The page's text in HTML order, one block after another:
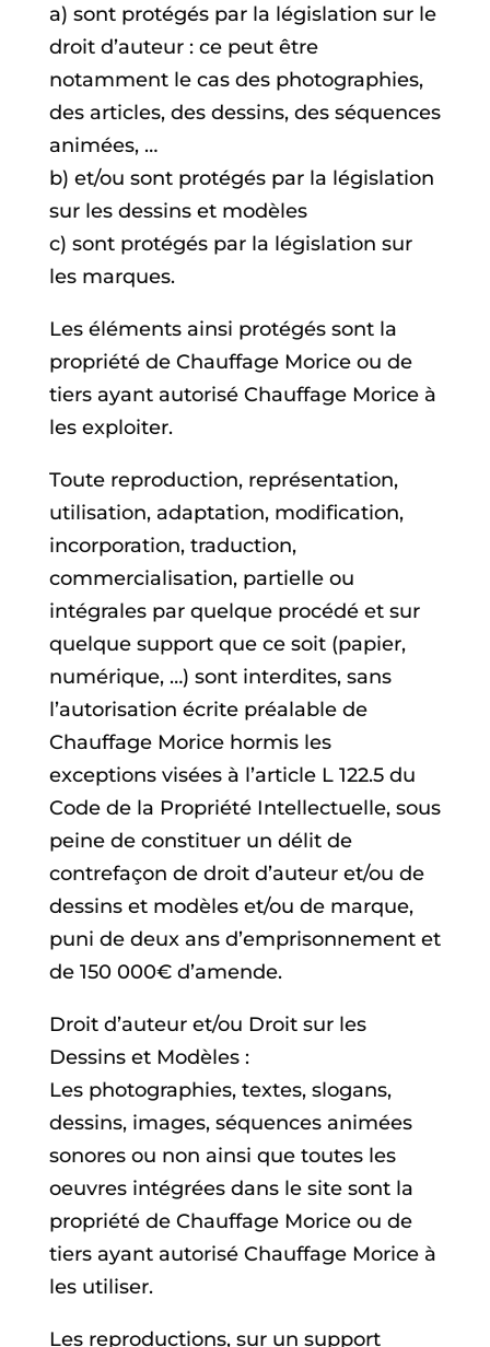
a) sont protégés par la législation sur le
droit d’auteur : ce peut être
notamment le cas des photographies,
des articles, des dessins, des séquences
animées, …
b) et/ou sont protégés par la législation
sur les dessins et modèles
c) sont protégés par la législation sur
les marques.
Les éléments ainsi protégés sont la
propriété de Chauffage Morice ou de
tiers ayant autorisé Chauffage Morice à
les exploiter.
Toute reproduction, représentation,
utilisation, adaptation, modification,
incorporation, traduction,
commercialisation, partielle ou
intégrales par quelque procédé et sur
quelque support que ce soit (papier,
numérique, …) sont interdites, sans
l’autorisation écrite préalable de
Chauffage Morice hormis les
exceptions visées à l’article L 122.5 du
Code de la Propriété Intellectuelle, sous
peine de constituer un délit de
contrefaçon de droit d’auteur et/ou de
dessins et modèles et/ou de marque,
puni de deux ans d’emprisonnement et
de 150 000€ d’amende.
Droit d’auteur et/ou Droit sur les
Dessins et Modèles :
Les photographies, textes, slogans,
dessins, images, séquences animées
sonores ou non ainsi que toutes les
oeuvres intégrées dans le site sont la
propriété de Chauffage Morice ou de
tiers ayant autorisé Chauffage Morice à
les utiliser.
Les reproductions, sur un support